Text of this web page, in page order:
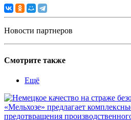
Новости партнеров
Смотрите также
Ещё